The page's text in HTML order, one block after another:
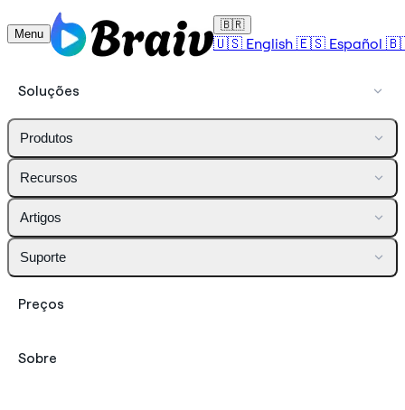
Menu
🇧🇷
🇺🇸 English 🇪🇸 Español
Soluções
Produtos
Recursos
Artigos
Suporte
Preços
Sobre